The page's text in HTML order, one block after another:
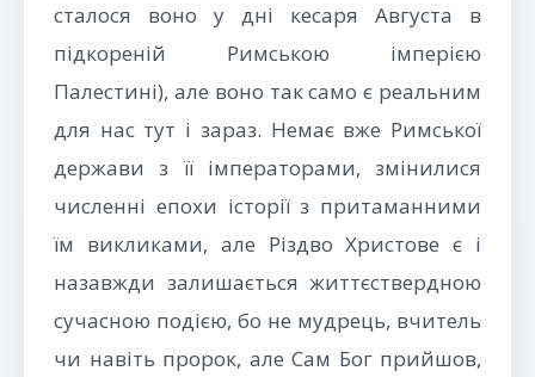
сталося воно у дні кесаря Августа в
підкореній Римською імперією
Палестині), але воно так само є реальним
для нас тут і зараз. Немає вже Римської
держави з її імператорами, змінилися
численні епохи історії з притаманними
їм викликами, але Різдво Христове є і
назавжди залишається життєствердною
сучасною подією, бо не мудрець, вчитель
чи навіть пророк, але Сам Бог прийшов,